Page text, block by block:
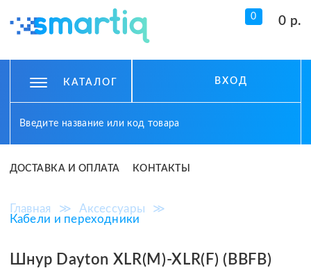
0 0 р.
КАТАЛОГ ВХОД
ДОСТАВКА И ОПЛАТА КОНТАКТЫ
Главная ≫ Аксессуары
≫
Кабели и переходники
Шнур Dayton XLR(M)-XLR(F) (BBFB)